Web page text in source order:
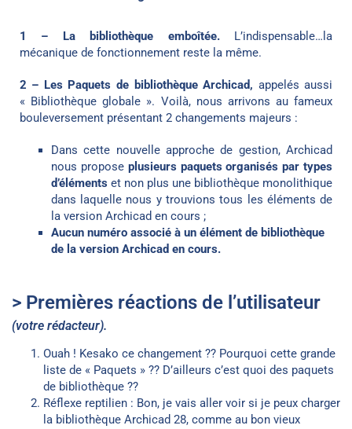
1 – La bibliothèque emboîtée. L’indispensable…la
mécanique de fonctionnement reste la même.
2 – Les Paquets de bibliothèque Archicad, appelés aussi
« Bibliothèque globale ». Voilà, nous arrivons au fameux
bouleversement présentant 2 changements majeurs :
Dans cette nouvelle approche de gestion, Archicad
nous propose plusieurs paquets organisés par types
d’éléments et non plus une bibliothèque monolithique
dans laquelle nous y trouvions tous les éléments de
la version Archicad en cours ;
Aucun numéro associé à un élément de bibliothèque
de la version Archicad en cours.
> Premières réactions de l’utilisateur
(votre rédacteur).
Ouah ! Kesako ce changement ?? Pourquoi cette grande
liste de « Paquets » ?? D’ailleurs c’est quoi des paquets
de bibliothèque ??
Réflexe reptilien : Bon, je vais aller voir si je peux charger
la bibliothèque Archicad 28, comme au bon vieux